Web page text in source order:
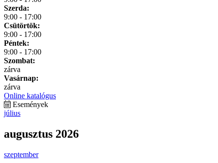
Szerda:
9:00 - 17:00
Csütörtök:
9:00 - 17:00
Péntek:
9:00 - 17:00
Szombat:
zárva
Vasárnap:
zárva
Online katalógus
Események
július
augusztus 2026
szeptember